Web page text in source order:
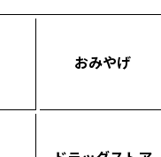
おみやげ